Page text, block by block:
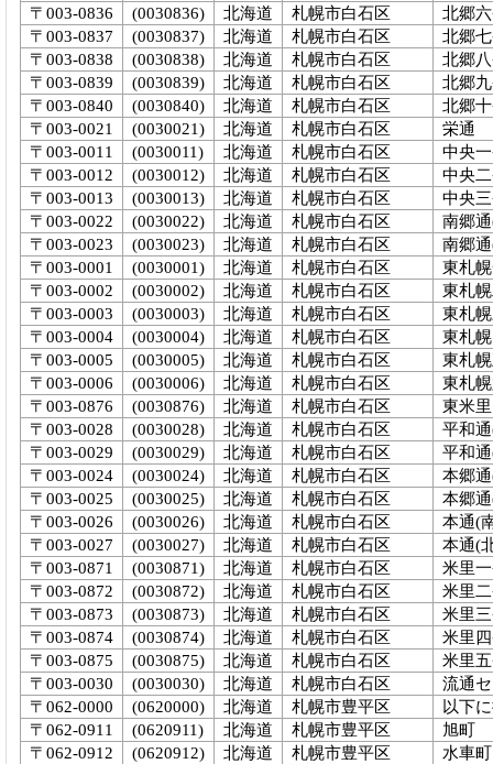
〒003-0836
(0030836) 北海道 札幌市白石区
北郷
〒003-0837
(0030837) 北海道 札幌市白石区
北郷
〒003-0838
(0030838) 北海道 札幌市白石区
北郷
〒003-0839
(0030839) 北海道 札幌市白石区
北郷
〒003-0840
(0030840) 北海道 札幌市白石区
北郷
〒003-0021
(0030021) 北海道 札幌市白石区
栄通
〒003-0011
(0030011) 北海道 札幌市白石区
中央
〒003-0012
(0030012) 北海道 札幌市白石区
中央
〒003-0013
(0030013) 北海道 札幌市白石区
中央
〒003-0022
(0030022) 北海道 札幌市白石区
南郷
〒003-0023
(0030023) 北海道 札幌市白石区
南郷
〒003-0001
(0030001) 北海道 札幌市白石区
東札
〒003-0002
(0030002) 北海道 札幌市白石区
東札
〒003-0003
(0030003) 北海道 札幌市白石区
東札
〒003-0004
(0030004) 北海道 札幌市白石区
東札
〒003-0005
(0030005) 北海道 札幌市白石区
東札
〒003-0006
(0030006) 北海道 札幌市白石区
東札
〒003-0876
(0030876) 北海道 札幌市白石区
東米里
〒003-0028
(0030028) 北海道 札幌市白石区
平和
〒003-0029
(0030029) 北海道 札幌市白石区
平和
〒003-0024
(0030024) 北海道 札幌市白石区
本郷
〒003-0025
(0030025) 北海道 札幌市白石区
本郷
〒003-0026
(0030026) 北海道 札幌市白石区
本通(
〒003-0027
(0030027) 北海道 札幌市白石区
本通(
〒003-0871
(0030871) 北海道 札幌市白石区
米里
〒003-0872
(0030872) 北海道 札幌市白石区
米里
〒003-0873
(0030873) 北海道 札幌市白石区
米里
〒003-0874
(0030874) 北海道 札幌市白石区
米里
〒003-0875
(0030875) 北海道 札幌市白石区
米里
〒003-0030
(0030030) 北海道 札幌市白石区
流通
〒062-0000
(0620000) 北海道 札幌市豊平区
以下
〒062-0911
(0620911) 北海道 札幌市豊平区
旭町
〒062-0912
(0620912) 北海道 札幌市豊平区
水車町